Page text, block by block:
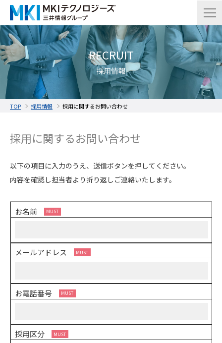
RECRUIT
採用情報
TOP 採用情報 採用に関するお問い合わせ
採用に関するお問い合わせ
以下の項目に入力のうえ、送信ボタンを押してください。
内容を確認し担当者より折り返しご連絡いたします。
お名前
メールアドレス
お電話番号
採用区分